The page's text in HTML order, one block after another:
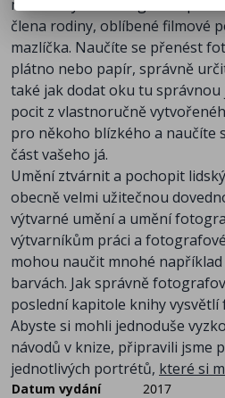
můžete vytvořit originální
člena rodiny, oblíbené filmové
mazlíčka. Naučíte se přenést
plátno nebo papír, správně
také jak dodat oku tu
pocit z vlastnoručně
pro někoho blízkého a naučíte
část vašeho já.
Umění ztvárnit a pochopit
obecně velmi užitečnou
výtvarné umění a umění
výtvarníkům práci a
mohou naučit mnohé
barvách. Jak správně
poslední kapitole knihy
Abyste si mohli jednoduše
návodů v knize, připravili jsme
jednotlivých portrétů, které si
Datum vydání
2017